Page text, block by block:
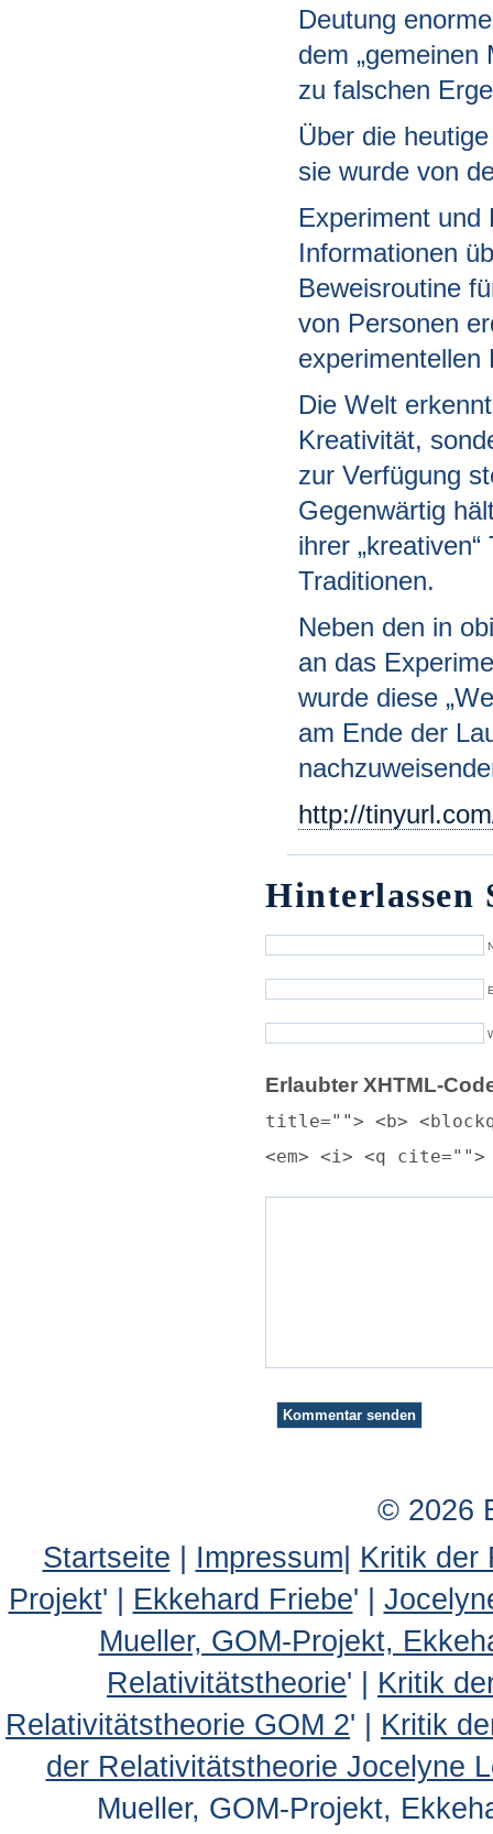
Deutung
dem
zu falschen
Über die
sie wurde von
Experiment und
Informationen
Beweisroutine
von Personen
experimentellen
Die Welt
Kreativität,
zur Verfügung
Gegenwärtig
ihrer
Traditionen.
Neben den in
an das
wurde diese
am Ende der
http://
Hinterlassen
Erlaubter XHTML-
title=""> <b>
<em> <i> <q
© 2026
Startseite | Impressum| Kritik der
Projekt' | Ekkehard Friebe' |
Mueller, GOM-Projekt,
Relativitätstheorie' | Kritik
Relativitätstheorie GOM 2' | Kritik
der Relativitätstheorie Jocelyne
Mueller, GOM-Projekt,